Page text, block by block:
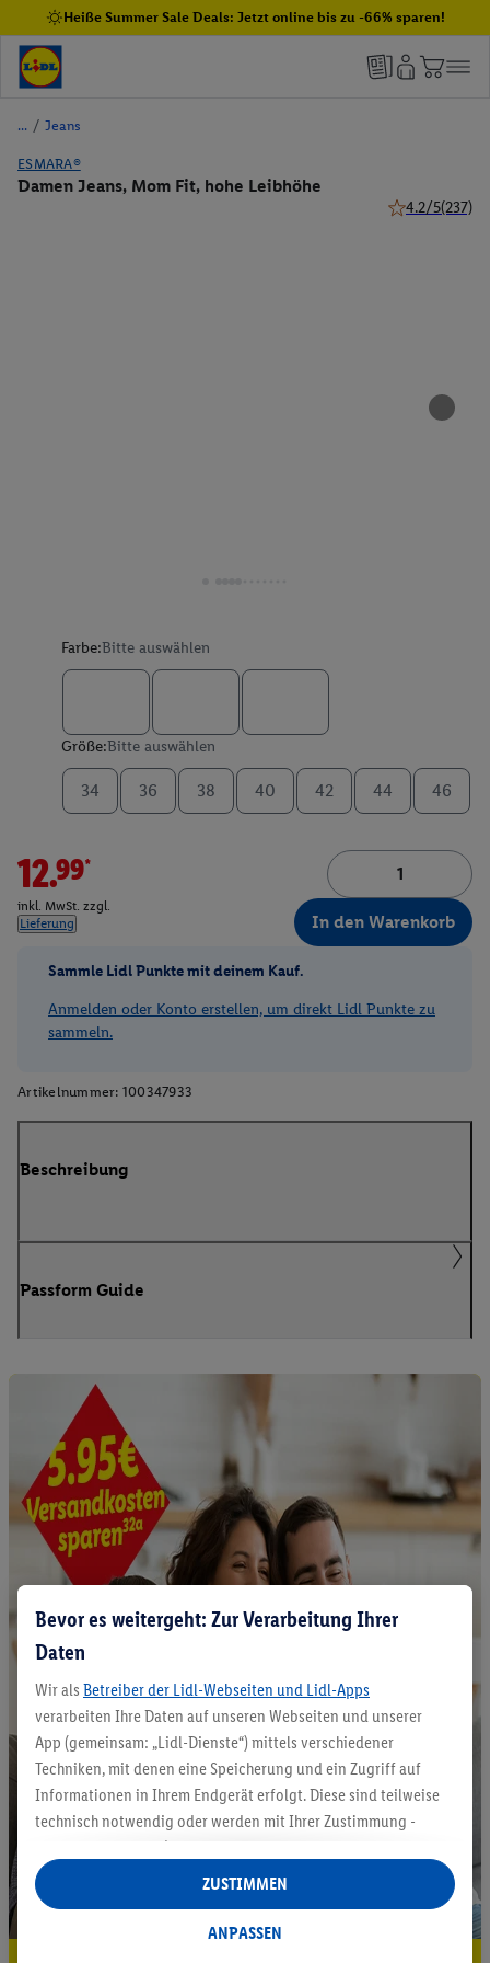
Heiße Summer Sale Deals: Jetzt online bis zu -66% sparen!
/ Jeans
ESMARA®
Damen Jeans, Mom Fit, hohe Leibhöhe
4.2/5(237)
Farbe:Bitte auswählen
Größe:Bitte auswählen
34 36 38 40 42 44 46
12.99*
inkl. MwSt. zzgl.
Lieferung
In den Warenkorb
Sammle Lidl Punkte mit deinem Kauf.
Anmelden oder Konto erstellen, um direkt Lidl Punkte zu
sammeln.
Artikelnummer: 100347933
Beschreibung
Passform Guide
Bevor es weitergeht: Zur Verarbeitung Ihrer
Daten
Wir als Betreiber der Lidl-Webseiten und Lidl-Apps
verarbeiten Ihre Daten auf unseren Webseiten und unserer
App (gemeinsam: „Lidl-Dienste“) mittels verschiedener
Techniken, mit denen eine Speicherung und ein Zugriff auf
Informationen in Ihrem Endgerät erfolgt. Diese sind teilweise
technisch notwendig oder werden mit Ihrer Zustimmung -
auch durch Partner (u.a.
Verantwortliche; im Zusammenhang mit dem IAB TCF
insgesamt
Statistik-Erstellung oder für personalisierte Werbung
ANPASSEN
ZUSTIMMEN